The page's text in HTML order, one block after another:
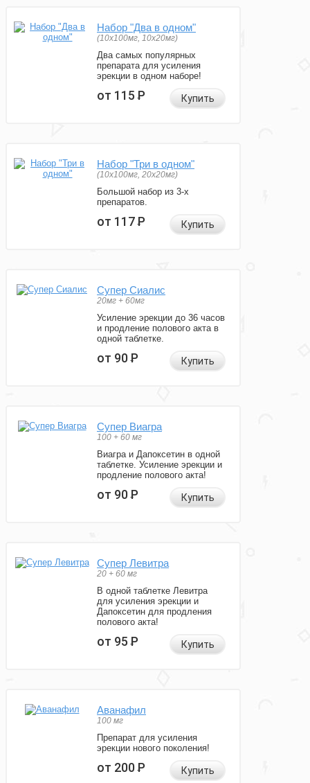
Набор "Два в одном"
(10x100мг, 10x20мг)
Два самых популярных
препарата для усиления
эрекции в одном наборе!
от 115Р Купить
Набор "Три в одном"
(10x100мг, 20x20мг)
Большой набор из 3-х
препаратов.
от 117Р Купить
Супер Сиалис
20мг + 60мг
Усиление эрекции до 36 часов
и продление полового акта в
одной таблетке.
от 90Р Купить
Супер Виагра
100 + 60 мг
Виагра и Дапоксетин в одной
таблетке. Усиление эрекции и
продление полового акта!
от 90Р Купить
Супер Левитра
20 + 60 мг
В одной таблетке Левитра
для усиления эрекции и
Дапоксетин для продления
полового акта!
от 95Р Купить
Аванафил
100 мг
Препарат для усиления
эрекции нового поколения!
от 200Р Купить